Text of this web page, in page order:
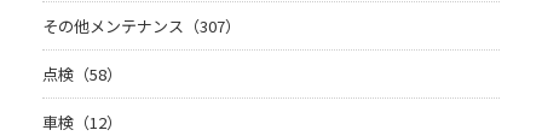
その他メンテナンス（307）
点検（58）
車検（12）